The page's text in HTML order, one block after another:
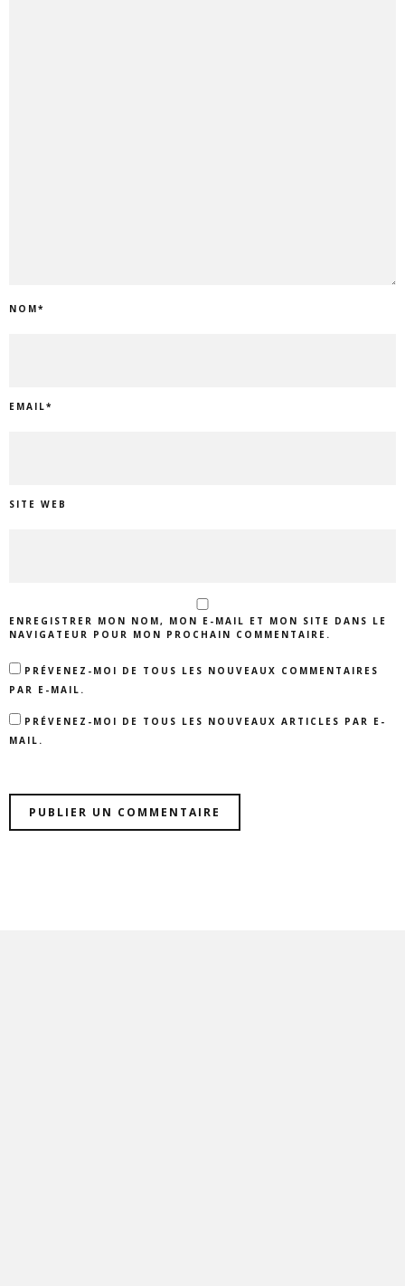
NOM*
EMAIL*
SITE WEB
ENREGISTRER MON NOM, MON E-MAIL ET MON SITE DANS LE
NAVIGATEUR POUR MON PROCHAIN COMMENTAIRE.
PRÉVENEZ-MOI DE TOUS LES NOUVEAUX COMMENTAIRES
PAR E-MAIL.
PRÉVENEZ-MOI DE TOUS LES NOUVEAUX ARTICLES PAR E-
MAIL.